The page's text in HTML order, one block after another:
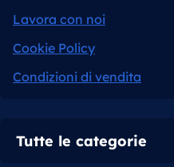
Lavora con noi
Cookie Policy
Condizioni di vendita
Tutte le categorie